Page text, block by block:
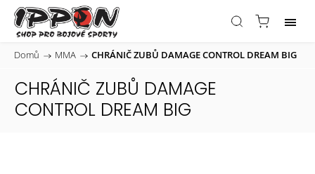
Domů / MMA / CHRÁNIČ ZUBŮ DAMAGE CONTROL DREAM BIG
CHRÁNIČ ZUBŮ DAMAGE
CONTROL DREAM BIG